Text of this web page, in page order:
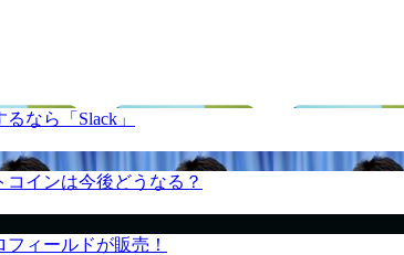
なら「Slack」
インは今後どうなる？
ィールドが販売！